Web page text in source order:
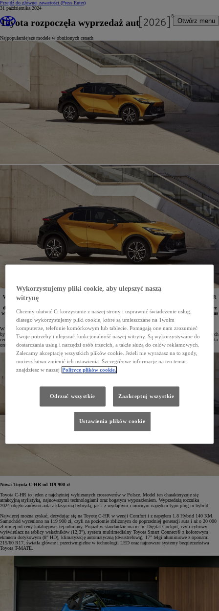
Przejdź do głównej zawartości (Press Enter)
Otwórz menu
31 października 2024
Toyota rozpoczęła wyprzedaż aut z rocznika 2024
Najpopularniejsze modele w obniżonych cenach
W salonach Toyoty rozpoczęła się wyprzedaż bestsellerów z 2024 roku produkcji. Nowa Toyota C-HR
jest teraz dostępna od 119 900 zł, a Yaris – od 79 900 zł. Corollę Sedan można nabyć z rabatem
do 17 000 zł. Promocyjna oferta obejmuje również zabezpieczenie antykradzieżowe Meta System, które
w przypadku wybranych modeli można dokupić za 1 zł. Niewątpliwym atutem jest również krótki czas
oczekiwania na zamówione auto.
W salonach Toyoty w Polsce trwa wyprzedaż samochodów z 2024 roku produkcji. To doskonała możliwość,
by zmienić samochód na nowy jeszcze przed końcem roku, korzystając z wysokich rabatów. Auta w obniżonych
cenach są dostępne od ręki. Przygotowano także bardzo atrakcyjne i elastyczne formy finansowania zakupu auta
oraz promocyjne ceny na akcesoria dodatkowe, w tym na zabezpieczenia antykradzieżowa.
Nowa Toyota C-HR od 119 900 zł
Toyota C-HR to jeden z najchętniej wybieranych crossoverów w Polsce. Model ten charakteryzuje się
atrakcyjną stylistyką, najnowszymi technologiami oraz bogatym wyposażeniem. Wyprzedażą rocznika
2024 objęto zarówno auta z klasyczną hybrydą, jak i z wydajnym i mocnym napędem typu plug-in hybrid.
Najwięcej można zyskać, decydując się na Toyotę C-HR w wersji Comfort i z napędem 1.8 Hybrid 140 KM.
Samochód wyceniono na 119 900 zł, czyli na poziomie zbliżonym do poprzedniej generacji auta i aż o 20 000
zł mniej od ceny katalogowej tej odmiany. Pojazd w standardzie ma m.in. Digital Cockpit, czyli cyfrowy
wyświetlacz na tablicy wskaźników (12,3"), system multimedialny Toyota Smart Connect® z kolorowym
ekranem dotykowym (8" HD), klimatyzację automatyczną (dwustrefową), 17" felgi aluminiowe z oponami
215/60 R17, światła główne i przeciwmgielne w technologii LED oraz najnowsze systemy bezpieczeństwa
Toyota T-MATE.
Wykorzystujemy pliki cookie, aby ulepszyć naszą
witrynę
Chcemy ułatwić Ci korzystanie z naszej strony i usprawnić świadczenie usług,
dlatego wykorzystujemy pliki cookie, które są umieszczane na Twoim
komputerze, telefonie komórkowym lub tablecie. Pomagają one nam zrozumieć
Twoje potrzeby i ulepszać funkcjonalność naszej witryny. Są wykorzystywane do
dostarczania usług i narzędzi osób trzecich, a także służą do celów reklamowych.
Zalecamy akceptację wszystkich plików cookie. Jeżeli nie wyrażasz na to zgody,
możesz łatwo zmienić ich ustawienia. Szczegółowe informacje na ten temat
znajdziesz w naszej Polityce plików cookie.
Odrzuć wszystkie Zaakceptuj wszystkie
Ustawienia plików cookie